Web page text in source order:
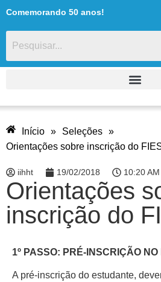
Comemorando 50 anos!
Início » Seleções »
Orientações sobre inscrição do
iihht 19/02/2018 10:20 AM
Orientações
inscrição do
1º PASSO: PRÉ-INSCRIÇÃO
A pré-inscrição do estudante,